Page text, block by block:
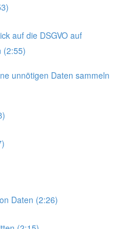
auf die DSGVO auf
(2:55)
unnötigen Daten sammeln
Daten (2:26)